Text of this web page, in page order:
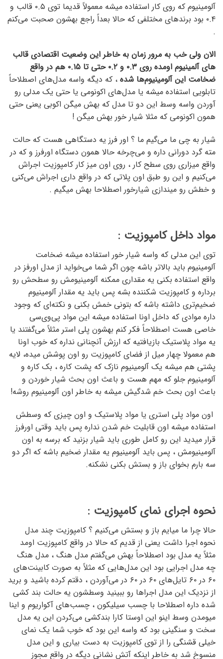
آلومینیوم که روی کار استفاده میشه معمولاً قدیما توی ۰.۵ قالب و
۰.۴ بود برندهای مختلفی که حالا بعداً راجع بهشون صحبت می‌کنم
.
الان ولی خب به مرور زمان به خاطر این وضعیت اقتصادی قالب
های آلمینیوم اومده روی ۰.۳ و ۰.۲ حتی تا
۰.۱۵ هم در واقع
ضخامت این آلومینیوم‌ها شده ، که دیگه واسه مدل‌های اصطلاحاً
تابلویی استفاده میشه یا مدل‌های اکونومی یا حتی یک مدلی رو
آوردن واسه وسط این دو تا مدل که بهش میگن اکوبی یعنی حتی
همون اکونومی که مثلا شیار خور بهش میگن !
شیار به چی ما می‌گیم ما ؟ اور فرز یه دستگاهی هست که حالت
مته گرد دورانی داره و می‌چرخه حالا همون دستگاه اورفرز و که در
واقع میزاری روی سطح کار ، روی اون میز کار کامپوزیت اجراش
می‌کنیم و این رو طبق اون پلاتی که در واقع داری اجراش می‌کنی
و خطش رو میندازی شیارخور اصطلاحا بهش میگیم .
مواد داخل کامپوزیت :
توی این مدلی که واسه شیار خور استفاده میشه ضخامت
آلومینیوم باید بالاتر باشه چون اگر شما می‌خواید از مدل اورفز در
واقع استفاده بکنی یه مقداری ممکنه آلومینیومش رو سطحش رو
برداره و کامپوزیت شکننده بشه پس باید یه مقدار آلومینیوم
ضخیم‌تری داشته باشه که بتونی خمش بکنی و نکته‌ای که وجود
داره موادی که داخل اونا استفاده میشه این مواد پی‌وی‌سی
خاصی هست اصطلاحاً فکر کنم بهشون پلی استر مثلاً می‌گفتند یا
یه مواد پلاستیک بازیافتیه که ارزش آنچنانی نداره که خوب اونا
هم معمولا چهار میل از فضای کامپوزیت رو اون پوشش میده، لایه
پشتی هم میشه یک آلومینیوم نازک که پشت کاره ، بک کاره و
آلومینیوم جلو که مهم هست و باعث اون بحث شیار خوردن و
باعث اون بحث خم شدگیش میشه به خاطر اون آلومینیوم روشه!
اون مواد پلی استری یا مواد پلاستیک و اون چیزی که وسطش
استفاده میشه اون قابلیت خم شدن نداره پس باید وقتی اورفرز
قرار میدید این رو کامل طوری باید شیار بزنید که برسه به اون
آلومینیومش ، پس باید آلومینیوم یه مقدار ضخیم باشه که اگر دو
سه بارم بخوای باز و بستش بکنی نشکنه.
نحوه اجرای نمای کامپوزیت :
حالا چرا ما میایم باز و بستش می‌کنیم ؟ کامپوزیت چند مدل
نحوه اجرا داشت یعنی از قدیم که حالا در واقع کامپوزیت اومد
مثلاً یه مدل بود اصطلاحاً بهش می‌گفتم مدل هنگ ، مدل هنگ
چه مدل اجرایی بود این مدل‌هایی که مثلاً به صورت کابینت‌های
۶۰ در ۶۰ تایل‌های ۶۰ در ۶۰ در می‌آوردن ، دقتم کرده باشید و برید
از نزدیک این مدل اجراها رو ببینید وسطشون یه حالت بند کشی
شده داره اصطلاحا با چسب سیلیکون ، چسب‌های آکواریوم و اینا
میومدن وسط اینو این اوستا کارا بندکشی می‌کردن این یه مدل
سخت و سنگینی بود که واسه این بود که خوب شما یک نمای
خیلی قشنگی را از توی کامپوزیت به دست بیاری و این مدل
منسوخ شد به خاطر اینکه آتش نشانی دیگه در واقع مجوز